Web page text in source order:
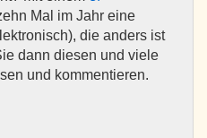
Mal im Jahr eine
die anders ist
dann diesen und viele
und kommentieren.